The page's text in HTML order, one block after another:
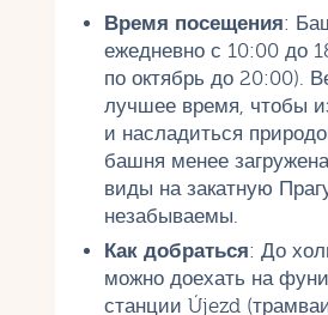
Время посещения:
ежедневно с 10:00 до
по октябрь до 20:00).
лучшее время, чтобы
и насладиться
башня менее
виды на закатную
незабываемы.
Как добраться: До
можно доехать на
станции Újezd